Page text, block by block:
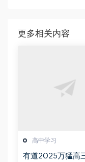
更多相关内容
高中学习
有道2025万猛高